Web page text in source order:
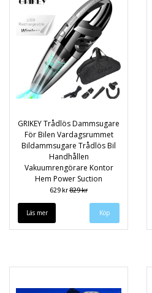
GRIKEY Trådlös Dammsugare
För Bilen Vardagsrummet
Bildammsugare Trådlös Bil
Handhållen
Vakuumrengörare Kontor
Hem Power Suction
629 kr829 kr
Läs mer